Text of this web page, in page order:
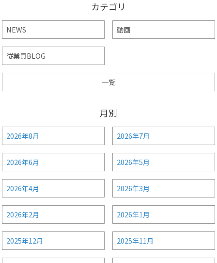
カテゴリ
NEWS 動画
従業員BLOG
一覧
月別
2026年8月 2026年7月
2026年6月 2026年5月
2026年4月 2026年3月
2026年2月 2026年1月
2025年12月 2025年11月